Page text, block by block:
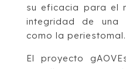
su eficacia para el
integridad de una
como la periestomal.
El proyecto